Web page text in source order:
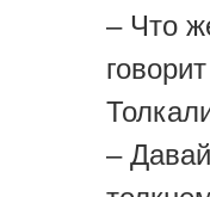
– Что
–